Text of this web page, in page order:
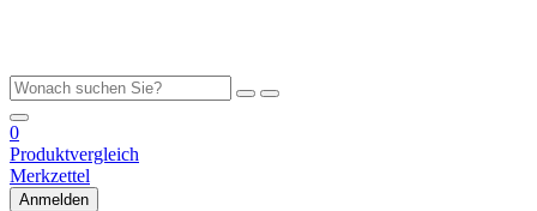
0
Produktvergleich
Merkzettel
Anmelden